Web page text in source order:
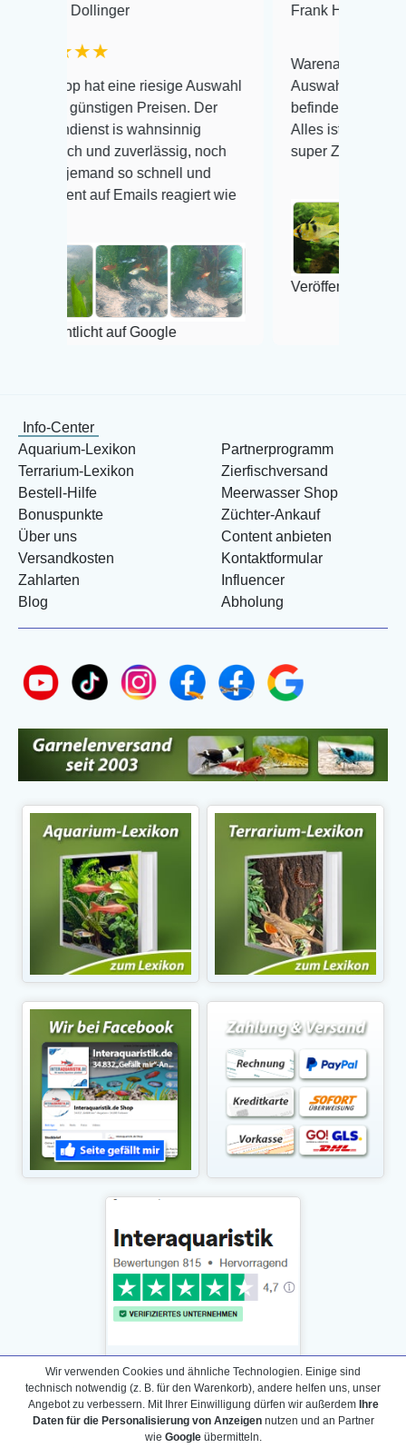
hat eine riesige Auswahl
Preisen. Der
is wahnsinnig
und zuverlässig, noch
so schnell und
auf Emails reagiert wie
auf Google
Frank Hackmayer
Warenanlieferung Top und die
Auswahl plus
befinden der Fische
Alles ist quick lebendig und
super Zustand. Gerne wieder
Veröffentlicht auf Google
Info-Center
Aquarium-Lexikon
Terrarium-Lexikon
Bestell-Hilfe
Bonuspunkte
Über uns
Versandkosten
Zahlarten
Blog
Partnerprogramm
Zierfischversand
Meerwasser Shop
Züchter-Ankauf
Content anbieten
Kontaktformular
Influencer
Abholung
Daten­schutz­erklärung
Wir verwenden Cookies und ähnliche Technologien. Einige sind
technisch notwendig (z. B. für den Warenkorb), andere helfen uns, unser
Angebot zu verbessern. Mit Ihrer Einwilligung dürfen wir außerdem Ihre
Daten für die Personalisierung von Anzeigennutzen und an Partner
wie Googleübermitteln.